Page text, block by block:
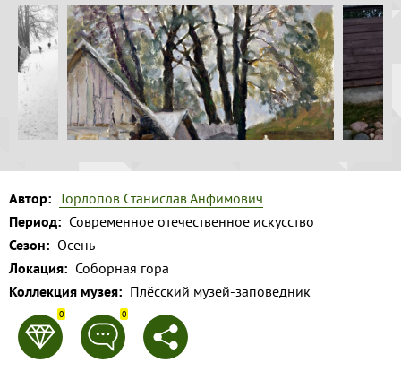
Автор: Торлопов Станислав Анфимович
Период: Современное отечественное искусство
Сезон: Осень
Локация: Соборная гора
Коллекция музея: Плёсский музей-заповедник
0 0
Лето
Осень
Коллекция
музея
1
Применить
Сбросить